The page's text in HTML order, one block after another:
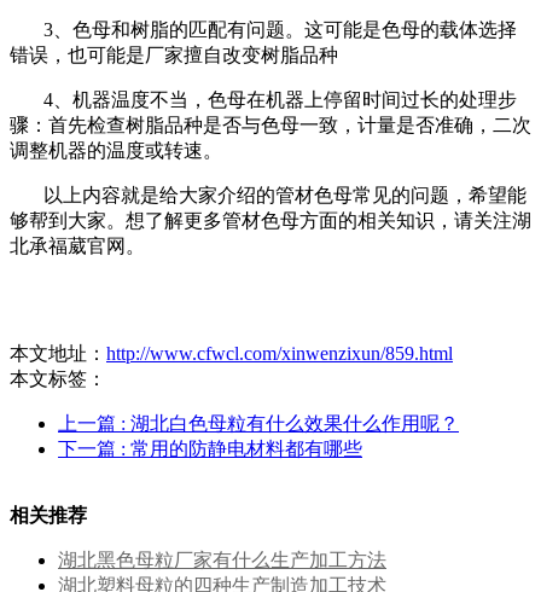
3、色母和树脂的匹配有问题。这可能是色母的载体选择
错误，也可能是厂家擅自改变树脂品种
4、机器温度不当，色母在机器上停留时间过长的处理步
骤：首先检查树脂品种是否与色母一致，计量是否准确，二次
调整机器的温度或转速。
以上内容就是给大家介绍的管材色母常见的问题，希望能
够帮到大家。想了解更多管材色母方面的相关知识，请关注湖
北承福葳官网。
本文地址： http://www.cfwcl.com/xinwenzixun/859.html
本文标签：
上一篇 : 湖北白色母粒有什么效果什么作用呢？
下一篇 : 常用的防静电材料都有哪些
相关推荐
湖北黑色母粒厂家有什么生产加工方法
湖北塑料母粒的四种生产制造加工技术